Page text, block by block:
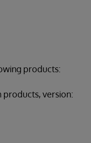
products:
version: